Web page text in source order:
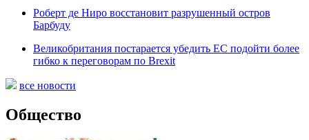
Роберт де Ниро восстановит разрушенный остров
Барбуду
Великобритания постарается убедить ЕС подойти более
гибко к переговорам по Brexit
все новости
Общество